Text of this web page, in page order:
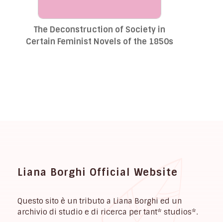
The Deconstruction of Society in
Certain Feminist Novels of the 1850s
Liana Borghi Official Website
Questo sito è un tributo a Liana Borghi ed un
archivio di studio e di ricerca per tant* studios*.